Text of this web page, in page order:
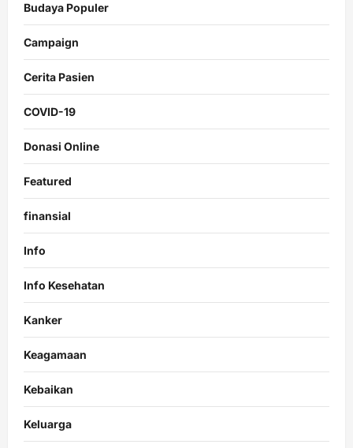
Budaya Populer
Campaign
Cerita Pasien
COVID-19
Donasi Online
Featured
finansial
Info
Info Kesehatan
Kanker
Keagamaan
Kebaikan
Keluarga